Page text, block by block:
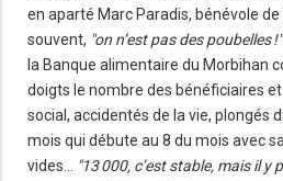
en aparté Marc Paradis, bénévole
souvent, "on n’est pas des poubelles
la Banque alimentaire du Morbihan
doigts le nombre des bénéficiaires
social, accidentés de la vie, plongés
mois qui débute au 8 du mois avec
vides... "13 000, c’est stable, mais il y